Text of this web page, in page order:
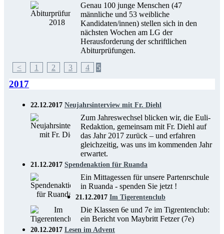
Genau 100 junge Menschen (47
männliche und 53 weibliche
Kandidaten/innen) stellen sich in den
nächsten Wochen am LG der
Herausforderung der schriftlichen
Abiturprüfungen.
<
1 2 3 4 5
2017
22.12.2017 Neujahrsinterview mit Fr. Diehl
Zum Jahreswechsel blicken wir, die Euli-
Redaktion, gemeinsam mit Fr. Diehl auf
das Jahr 2017 zurück – und erfahren
gleichzeitig, was uns im kommenden Jahr
erwartet.
21.12.2017 Spendenaktion für Ruanda
Ein Mittagessen für unsere Partenrschule
in Ruanda - spenden Sie jetzt !
21.12.2017 Im Tigerentenclub
Die Klassen 6e und 7e im Tigrentenclub:
ein Bericht von Maybritt Fetzer (7e)
20.12.2017 Lesen im Advent